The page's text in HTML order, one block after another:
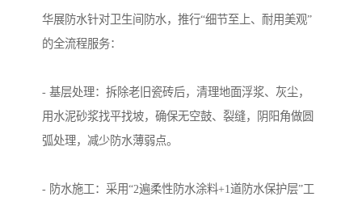
华展防水针对卫生间防水，推行“细节至上、耐用美观”
的全流程服务：
- 基层处理：拆除老旧瓷砖后，清理地面浮浆、灰尘，
用水泥砂浆找平找坡，确保无空鼓、裂缝，阴阳角做圆
弧处理，减少防水薄弱点。
- 防水施工：采用“2遍柔性防水涂料+1道防水保护层”工